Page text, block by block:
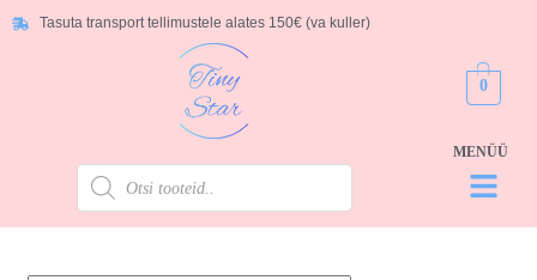
Tasuta transport tellimustele alates 150€ (va kuller)
0